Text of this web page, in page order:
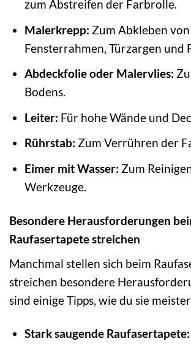
zum Abstreifen der Farbrolle.
Malerkrepp: Zum Abkleben von
Fensterrahmen, Türzargen und
Abdeckfolie oder Malervlies:
Bodens.
Leiter: Für hohe Wände und
Rührstab: Zum Verrühren der
Eimer mit Wasser: Zum
Werkzeuge.
Besondere Herausforderungen
Raufasertapete streichen
Manchmal stellen sich beim
streichen besondere
sind einige Tipps, wie du sie
Stark saugende Raufasertapete: